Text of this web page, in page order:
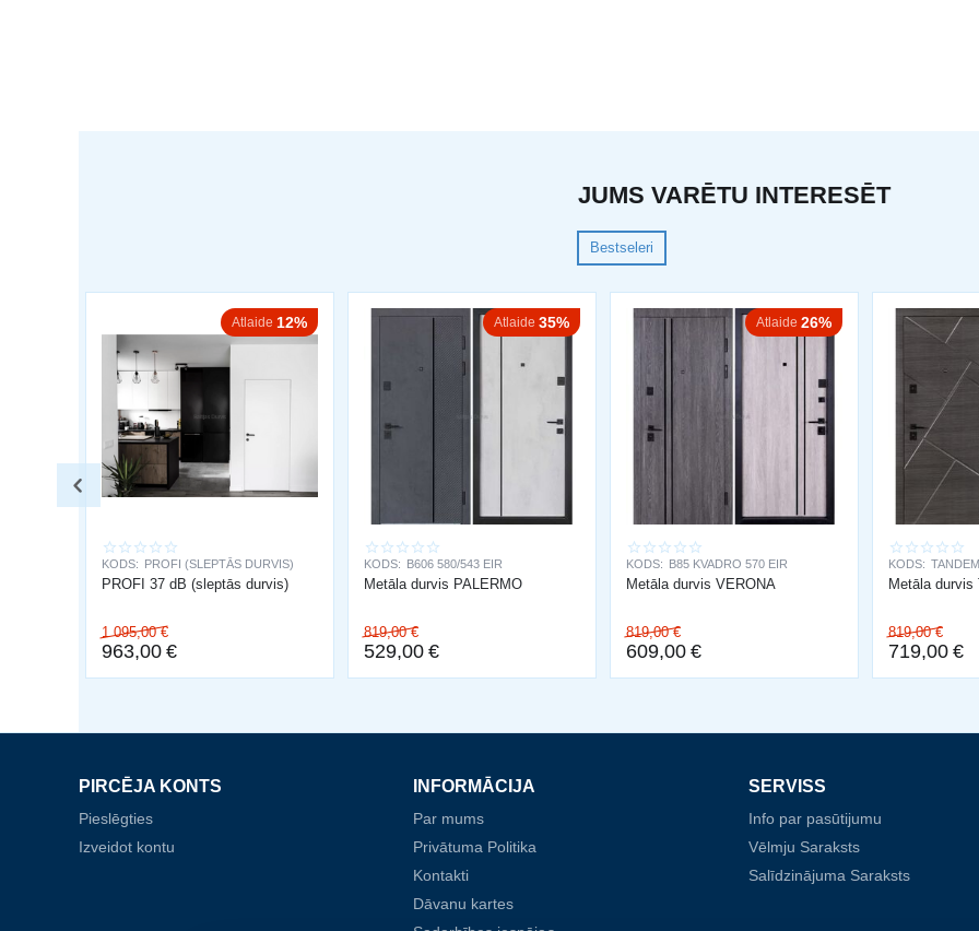
JUMS VARĒTU INTERESĒT
Bestseleri
Atlaide 12%
KODS: PROFI (SLEPTĀS DURVIS)
PROFI 37 dB (sleptās durvis)
1 095,00 €
963,00 €
Atlaide 35%
KODS: B606 580/543 EIR
Metāla durvis PALERMO
819,00 €
529,00 €
Atlaide 26%
KODS: B85 KVADRO 570 EIR
Metāla durvis VERONA
819,00 €
609,00 €
KODS:
Metāla durvis
819,00 €
719,00 €
PIRCĒJA KONTS
Pieslēgties
Izveidot kontu
INFORMĀCIJA
Par mums
Privātuma Politika
Kontakti
Dāvanu kartes
SERVISS
Info par pasūtijumu
Vēlmju Saraksts
Salīdzinājuma Saraksts